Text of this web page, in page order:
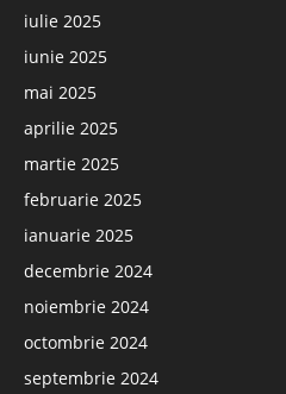
iulie 2025
iunie 2025
mai 2025
aprilie 2025
martie 2025
februarie 2025
ianuarie 2025
decembrie 2024
noiembrie 2024
octombrie 2024
septembrie 2024